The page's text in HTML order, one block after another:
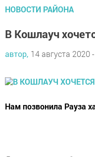
НОВОСТИ РАЙОНА
В Кошлауч
автор, 14 августа 2020
Нам позвонила Рауза